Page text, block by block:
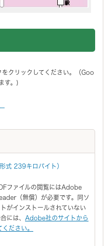
クリックしてください。（Goo
す。)
式 239キロバイト）
ファイルの閲覧にはAdobe
（無償）が必要です。同ソ
トがインストールされていない
には、 Adobe社のサイトから
ださい。